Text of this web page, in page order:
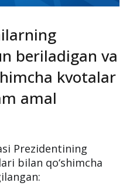
beriladigan va
kvotalar
amal
Prezidentining
bilan qo‘shimcha